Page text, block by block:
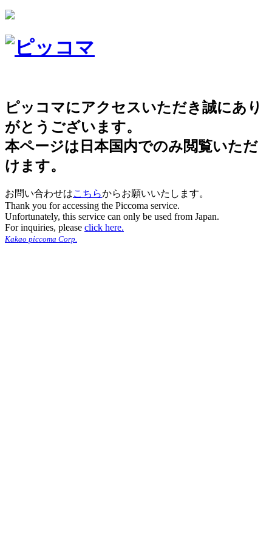
ピッコマにアクセスいただき誠にあり
がとうございます。
本ページは日本国内でのみ閲覧いただ
けます。
お問い合わせはこちらからお願いいたします。
Thank you for accessing the Piccoma service.
Unfortunately, this service can only be used from Japan.
For inquiries, please click here.
Kakao piccoma Corp.